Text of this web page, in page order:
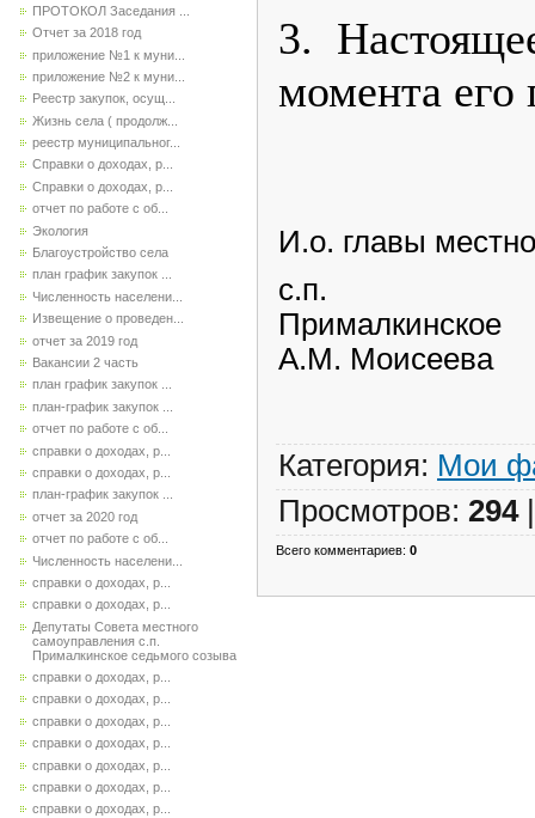
ПРОТОКОЛ Заседания ...
Отчет за 2018 год
приложение №1 к муни...
приложение №2 к муни...
Реестр закупок, осущ...
Жизнь села ( продолж...
реестр муниципальног...
Справки о доходах, р...
Справки о доходах, р...
отчет по работе с об...
Экология
Благоустройство села
план график закупок ...
Численность населени...
Извещение о проведен...
отчет за 2019 год
Вакансии 2 часть
план график закупок ...
план-график закупок ...
отчет по работе с об...
справки о доходах, р...
справки о доходах, р...
план-график закупок ...
отчет за 2020 год
отчет по работе с об...
Численность населени...
справки о доходах, р...
справки о доходах, р...
Депутаты Совета местного
самоуправления с.п.
Прималкинское седьмого созыва
справки о доходах, р...
справки о доходах, р...
справки о доходах, р...
справки о доходах, р...
справки о доходах, р...
справки о доходах, р...
справки о доходах, р...
3.
момента его
И.о. главы
с.п.
А.М. Моисеева
Категория: Мои
Просмотров: 294
Всего комментариев: 0